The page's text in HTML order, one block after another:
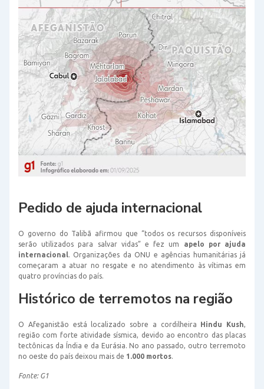
Pedido de ajuda internacional
O governo do Talibã afirmou que “todos os recursos disponíveis
serão utilizados para salvar vidas” e fez um
apelo por ajuda
internacional
. Organizações da ONU e agências humanitárias já
começaram a atuar no resgate e no atendimento às vítimas em
quatro províncias do país.
Histórico de terremotos na região
O Afeganistão está localizado sobre a cordilheira Hindu Kush
região com forte atividade sísmica, devido ao encontro das placas
tectônicas da Índia e da Eurásia. No ano passado, outro terremoto
no oeste do país deixou mais de 1.000 mortos
Fonte: G1